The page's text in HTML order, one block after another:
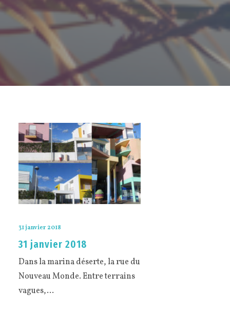
31 janvier 2018
31 janvier 2018
Dans la marina déserte, la rue du
Nouveau Monde. Entre terrains
vagues,…